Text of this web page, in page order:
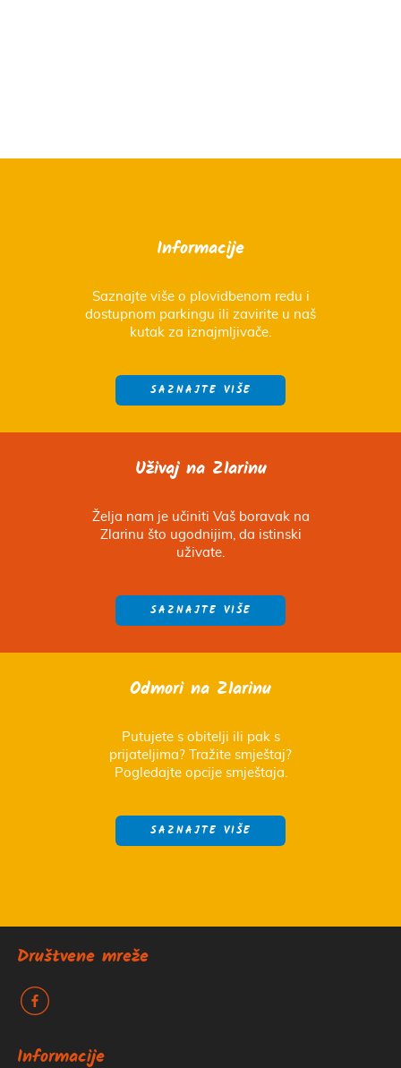
Informacije
Saznajte više o plovidbenom redu i
dostupnom parkingu ili zavirite u naš
kutak za iznajmljivače.
SAZNAJTE VIŠE
Uživaj na Zlarinu
Želja nam je učiniti Vaš boravak na
Zlarinu što ugodnijim, da istinski
uživate.
SAZNAJTE VIŠE
Odmori na Zlarinu
Putujete s obitelji ili pak s
prijateljima? Tražite smještaj?
Pogledajte opcije smještaja.
SAZNAJTE VIŠE
Društvene mreže
k
Informacije